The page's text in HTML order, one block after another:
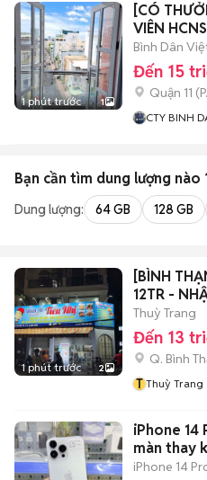
1 phút trước 1
[CÓ
VIÊN
Bình Dân
Đến 15
Quận 11 (
CTY BINH
Bạn cần tìm dung lượng nào
Dung lượng: 64 GB 128 GB
1 phút trước 2
[BÌNH
12TR -
Thuỳ Trang
Đến 13
Q. Bình
T Thuỳ Trang
iPhone 14
màn thay
iPhone 14